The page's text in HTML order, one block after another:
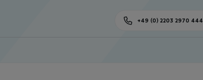
+49 (0) 2203 2970 444